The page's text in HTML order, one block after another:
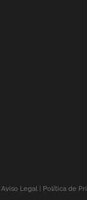
Aviso Legal Política de